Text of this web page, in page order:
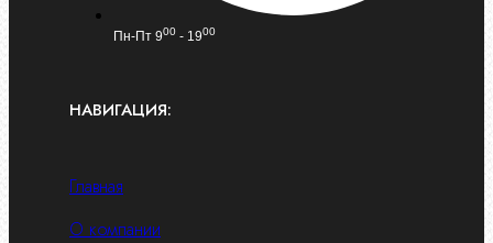
Пн-Пт 900 - 1900
НАВИГАЦИЯ:
Главная
О компании